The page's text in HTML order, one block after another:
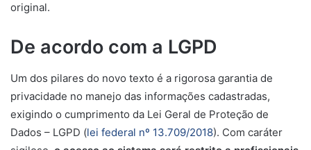
original.
De acordo com a LGPD
Um dos pilares do novo texto é a rigorosa garantia de
privacidade no manejo das informações cadastradas,
exigindo o cumprimento da Lei Geral de Proteção de
Dados – LGPD (lei federal nº 13.709/2018). Com caráter